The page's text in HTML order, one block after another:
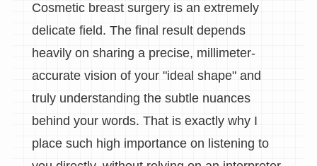
Cosmetic breast surgery is an extremely
delicate field. The final result depends
heavily on sharing a precise, millimeter-
accurate vision of your "ideal shape" and
truly understanding the subtle nuances
behind your words. That is exactly why I
place such high importance on listening to